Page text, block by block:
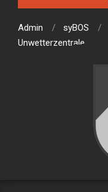
Admin syBOS
Unwetterzentrale